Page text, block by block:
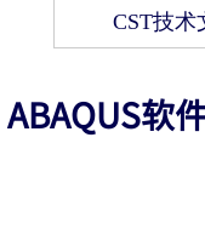
CST技术
ABAQUS软